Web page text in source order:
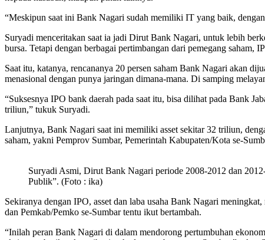
“Meskipun saat ini Bank Nagari sudah memiliki IT yang baik,
Suryadi menceritakan saat ia jadi Dirut Bank Nagari, untuk lebih
bursa. Tetapi dengan berbagai pertimbangan dari pemegang saham,
Saat itu, katanya, rencananya 20 persen saham Bank Nagari akan
menasional dengan punya jaringan dimana-mana. Di samping
“Suksesnya IPO bank daerah pada saat itu, bisa dilihat pada Bank
triliun,” tukuk Suryadi.
Lanjutnya, Bank Nagari saat ini memiliki asset sekitar 32 triliun,
saham, yakni Pemprov Sumbar, Pemerintah Kabupaten/Kota se-
Suryadi Asmi, Dirut Bank Nagari periode 2008-2012 dan
Publik”. (Foto : ika)
Sekiranya dengan IPO, asset dan laba usaha Bank Nagari
dan Pemkab/Pemko se-Sumbar tentu ikut bertambah.
“Inilah peran Bank Nagari di dalam mendorong pertumbuhan